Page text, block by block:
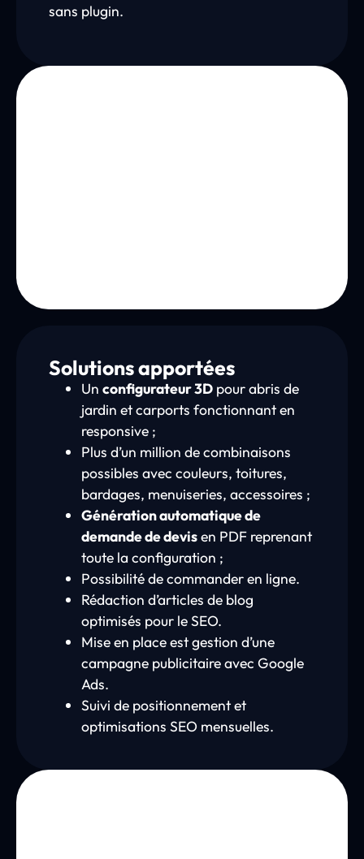
sans plugin.
Solutions apportées
Un configurateur 3D pour abris de
jardin et carports fonctionnant en
responsive ;
Plus d’un million de combinaisons
possibles avec couleurs, toitures,
bardages, menuiseries, accessoires ;
Génération automatique de
demande de devisen PDF reprenant
toute la configuration ;
Possibilité de commander en ligne.
Rédaction d’articles de blog
optimisés pour le SEO.
Mise en place est gestion d’une
campagne publicitaire avec Google
Ads.
Suivi de positionnement et
optimisations SEO mensuelles.